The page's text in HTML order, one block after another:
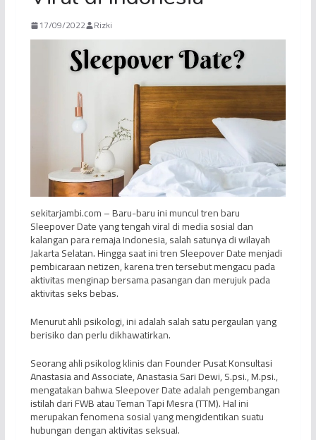
17/09/2022 Rizki
sekitarjambi.com – Baru-baru ini muncul tren baru
Sleepover Date yang tengah viral di media sosial dan
kalangan para remaja Indonesia, salah satunya di wilayah
Jakarta Selatan. Hingga saat ini tren Sleepover Date menjadi
pembicaraan netizen, karena tren tersebut mengacu pada
aktivitas menginap bersama pasangan dan merujuk pada
aktivitas seks bebas.
Menurut ahli psikologi, ini adalah salah satu pergaulan yang
berisiko dan perlu dikhawatirkan.
Seorang ahli psikolog klinis dan Founder Pusat Konsultasi
Anastasia and Associate, Anastasia Sari Dewi, S.psi., M.psi.,
mengatakan bahwa Sleepover Date adalah pengembangan
istilah dari FWB atau Teman Tapi Mesra (TTM). Hal ini
merupakan fenomena sosial yang mengidentikan suatu
hubungan dengan aktivitas seksual.